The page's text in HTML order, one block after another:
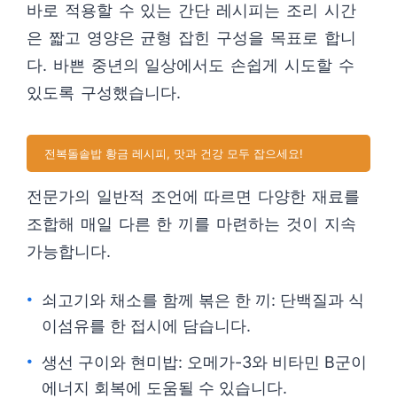
바로 적용할 수 있는 간단 레시피는 조리 시간
은 짧고 영양은 균형 잡힌 구성을 목표로 합니
다. 바쁜 중년의 일상에서도 손쉽게 시도할 수
있도록 구성했습니다.
전복돌솥밥 황금 레시피, 맛과 건강 모두 잡으세요!
전문가의 일반적 조언에 따르면 다양한 재료를
조합해 매일 다른 한 끼를 마련하는 것이 지속
가능합니다.
쇠고기와 채소를 함께 볶은 한 끼: 단백질과 식
이섬유를 한 접시에 담습니다.
생선 구이와 현미밥: 오메가-3와 비타민 B군이
에너지 회복에 도움될 수 있습니다.